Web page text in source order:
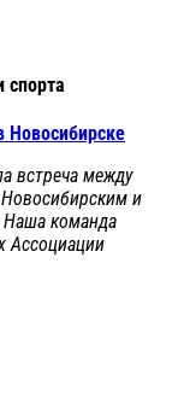
спорта
встреча между
и
Наша команда
Ассоциации